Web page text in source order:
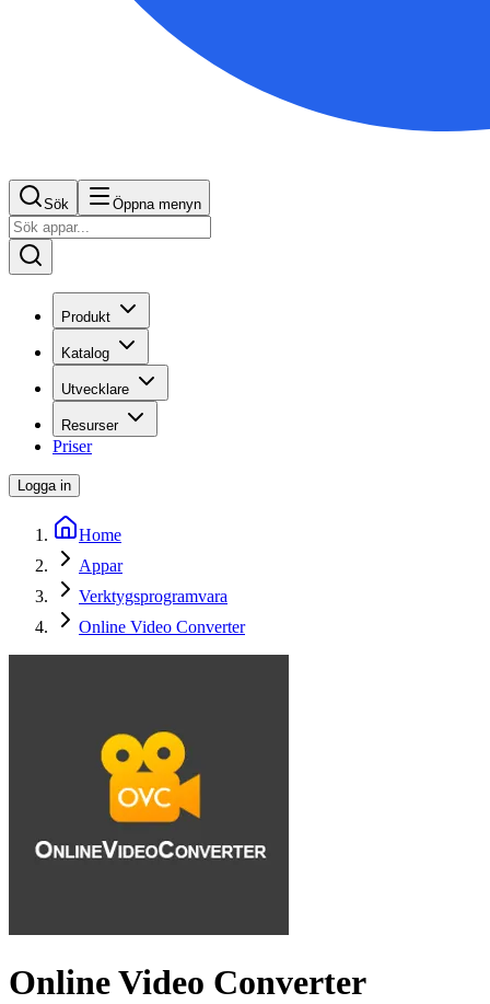
Sök Öppna menyn
Produkt
Katalog
Utvecklare
Resurser
Priser
Logga in
Home
Appar
Verktygsprogramvara
Online Video Converter
Online Video Converter